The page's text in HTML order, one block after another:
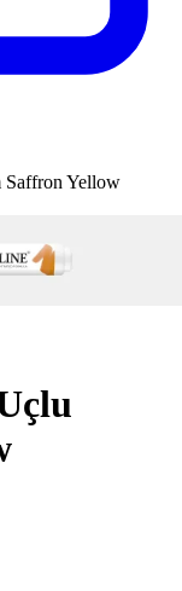
Saffron Yellow